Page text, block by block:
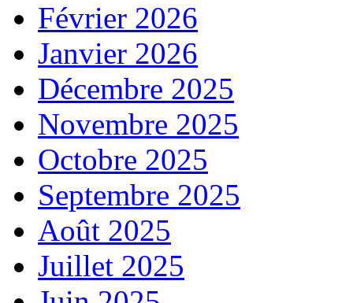
Février 2026
Janvier 2026
Décembre 2025
Novembre 2025
Octobre 2025
Septembre 2025
Août 2025
Juillet 2025